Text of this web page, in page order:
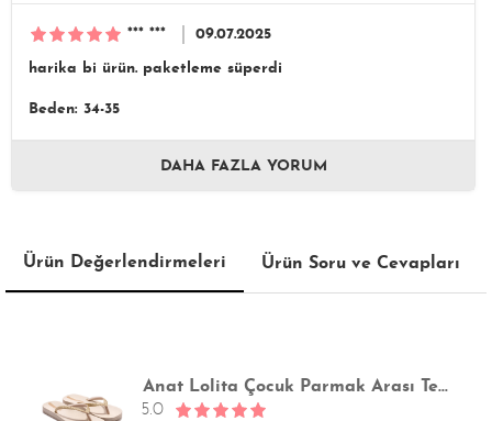
*** *** 09.07.2025
harika bi ürün. paketleme süperdi
Beden: 34-35
DAHA FAZLA YORUM
Ürün Değerlendirmeleri Ürün Soru ve Cevapları
Anat Lolita Çocuk Parmak Arası Terlik Bej 25/35
5.0